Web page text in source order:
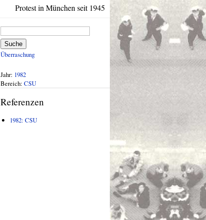
Protest in München seit 1945
Suche
Überraschung
Jahr: 1982
Bereich: CSU
Referenzen
1982: CSU